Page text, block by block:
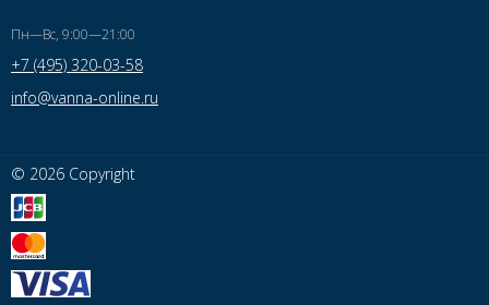
Пн—Вс, 9:00—21:00
+7 (495) 320-03-58
info@vanna-online.ru
© 2026 Copyright